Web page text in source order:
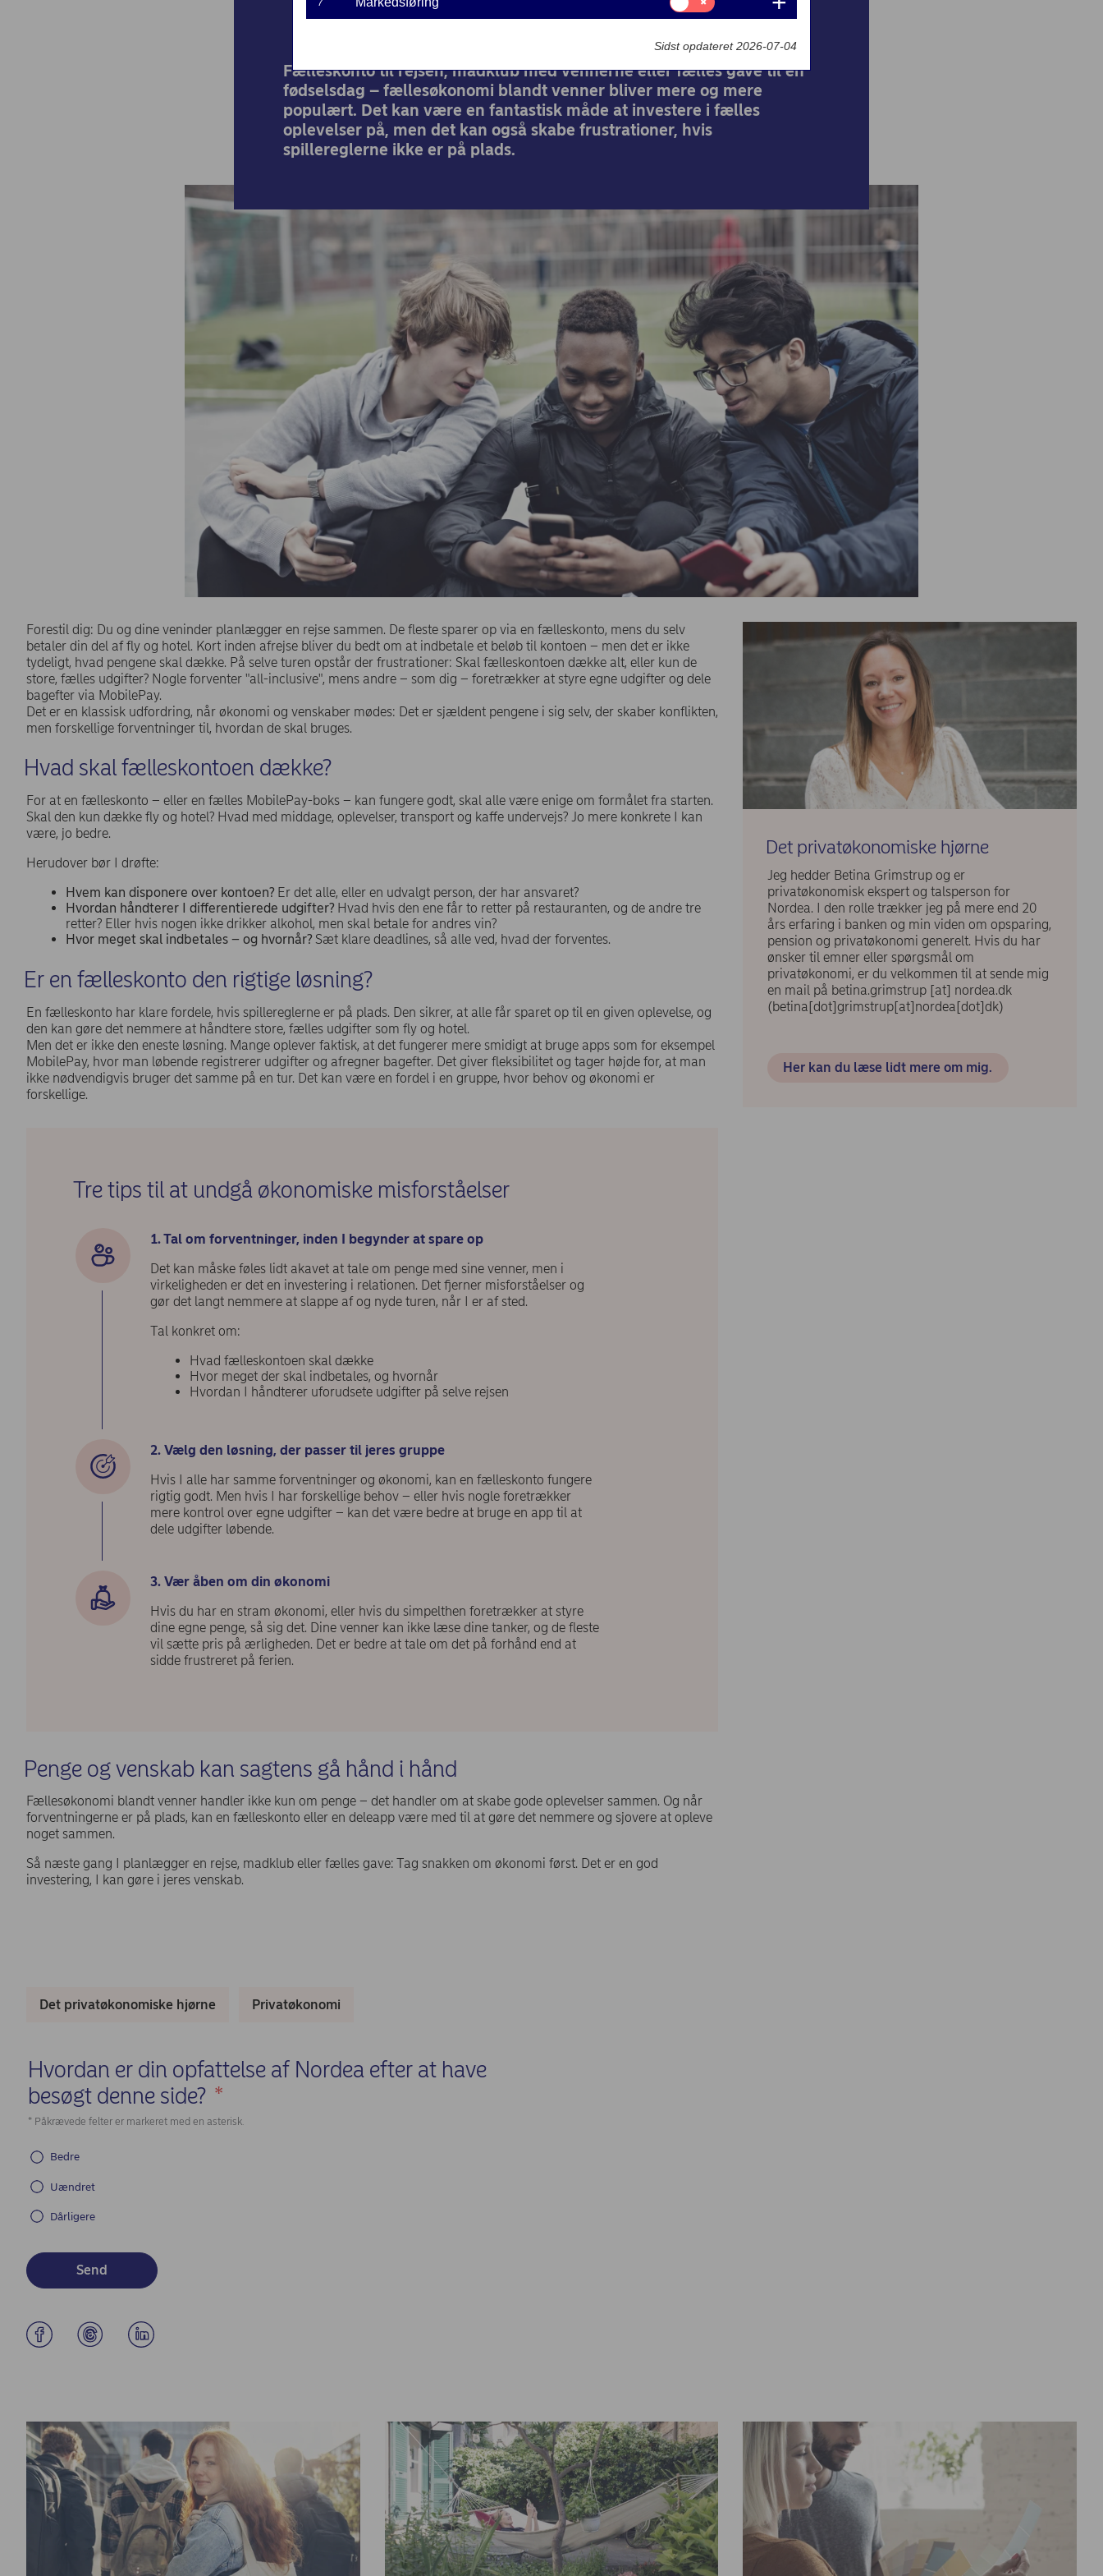
Fælleskonto til rejsen, madklub med vennerne eller fælles gave til en
fødselsdag – fællesøkonomi blandt venner bliver mere og mere
populært. Det kan være en fantastisk måde at investere i fælles
oplevelser på, men det kan også skabe frustrationer, hvis
spillereglerne ikke er på plads.
Forestil dig: Du og dine veninder planlægger en rejse sammen. De fleste sparer op via en fælleskonto, mens du selv
betaler din del af fly og hotel. Kort inden afrejse bliver du bedt om at indbetale et beløb til kontoen – men det er ikke
tydeligt, hvad pengene skal dække. På selve turen opstår der frustrationer: Skal fælleskontoen dække alt, eller kun de
store, fælles udgifter? Nogle forventer "all-inclusive", mens andre – som dig – foretrækker at styre egne udgifter og dele
bagefter via MobilePay.
Det er en klassisk udfordring, når økonomi og venskaber mødes: Det er sjældent pengene i sig selv, der skaber konflikten,
men forskellige forventninger til, hvordan de skal bruges.
Hvad skal fælleskontoen dække?
For at en fælleskonto – eller en fælles MobilePay-boks – kan fungere godt, skal alle være enige om formålet fra starten.
Skal den kun dække fly og hotel? Hvad med middage, oplevelser, transport og kaffe undervejs? Jo mere konkrete I kan
være, jo bedre.
Herudover bør I drøfte:
Hvem kan disponere over kontoen? Er det alle, eller en udvalgt person, der har ansvaret?
Hvordan håndterer I differentierede udgifter? Hvad hvis den ene får to retter på restauranten, og de andre tre
retter? Eller hvis nogen ikke drikker alkohol, men skal betale for andres vin?
Hvor meget skal indbetales – og hvornår? Sæt klare deadlines, så alle ved, hvad der forventes.
Er en fælleskonto den rigtige løsning?
En fælleskonto har klare fordele, hvis spillereglerne er på plads. Den sikrer, at alle får sparet op til en given oplevelse, og
den kan gøre det nemmere at håndtere store, fælles udgifter som fly og hotel.
Men det er ikke den eneste løsning. Mange oplever faktisk, at det fungerer mere smidigt at bruge apps som for eksempel
MobilePay, hvor man løbende registrerer udgifter og afregner bagefter. Det giver fleksibilitet og tager højde for, at man
ikke nødvendigvis bruger det samme på en tur. Det kan være en fordel i en gruppe, hvor behov og økonomi er
forskellige.
Tre tips til at undgå økonomiske misforståelser
1. Tal om forventninger, inden I begynder at spare op
Det kan måske føles lidt akavet at tale om penge med sine venner, men i
virkeligheden er det en investering i relationen. Det fjerner misforståelser og
gør det langt nemmere at slappe af og nyde turen, når I er af sted.
Tal konkret om:
Hvad fælleskontoen skal dække
Hvor meget der skal indbetales, og hvornår
Hvordan I håndterer uforudsete udgifter på selve rejsen
2. Vælg den løsning, der passer til jeres gruppe
Hvis I alle har samme forventninger og økonomi, kan en fælleskonto fungere
rigtig godt. Men hvis I har forskellige behov – eller hvis nogle foretrækker
mere kontrol over egne udgifter – kan det være bedre at bruge en app til at
dele udgifter løbende.
3. Vær åben om din økonomi
Hvis du har en stram økonomi, eller hvis du simpelthen foretrækker at styre
dine egne penge, så sig det. Dine venner kan ikke læse dine tanker, og de fleste
vil sætte pris på ærligheden. Det er bedre at tale om det på forhånd end at
sidde frustreret på ferien.
Penge og venskab kan sagtens gå hånd i hånd
Fællesøkonomi blandt venner handler ikke kun om penge – det handler om at skabe gode oplevelser sammen. Og når
forventningerne er på plads, kan en fælleskonto eller en deleapp være med til at gøre det nemmere og sjovere at opleve
noget sammen.
Så næste gang I planlægger en rejse, madklub eller fælles gave: Tag snakken om økonomi først. Det er en god
investering, I kan gøre i jeres venskab.
Det privatøkonomiske hjørne
Jeg hedder Betina Grimstrup og er
privatøkonomisk ekspert og talsperson for
Nordea. I den rolle trækker jeg på mere end 20
års erfaring i banken og min viden om opsparing,
pension og privatøkonomi generelt. Hvis du har
ønsker til emner eller spørgsmål om
privatøkonomi, er du velkommen til at sende mig
en mail på betina.grimstrup [at] nordea.dk
(betina[dot]grimstrup[at]nordea[dot]dk)
Her kan du læse lidt mere om mig.
Det privatøkonomiske hjørne Privatøkonomi
Hvordan er din opfattelse af Nordea efter at have
besøgt denne side? *
* Påkrævede felter er markeret med en asterisk.
Bedre
Uændret
Dårligere
7
til:
Markedsføring
Sidst opdateret 2026-07-04